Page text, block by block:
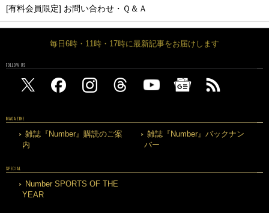
[有料会員限定] お問い合わせ・Ｑ＆Ａ
毎日6時・11時・17時に最新記事をお届けします
FOLLOW US
MAGAZINE
雑誌『Number』購読のご案
内
雑誌『Number』バックナン
バー
SPECIAL
Number SPORTS OF THE
YEAR